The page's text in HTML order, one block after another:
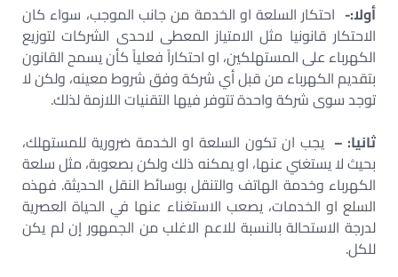
أولا:- احتكار السلعة او الخدمة من جانب الموجب، سواء كان
الاحتكار قانونيا مثل الامتياز المعطى لاحدى الشركات لتوزيع
الكهرباء على المستهلكين، او احتكاراً فعلياً كأن يسمح القانون
بتقديم الكهرباء من قبل أي شركة وفق شروط معينه، ولكن لا
توجد سوى شركة واحدة تتوفر فيها التقنيات اللازمة لذلك.
ثانيا: – يجب ان تكون السلعة او الخدمة ضرورية للمستهلك،
بحيث لا يستغني عنها، او يمكنه ذلك ولكن بصعوبة، مثل سلعة
الكهرباء وخدمة الهاتف والتنقل بوسائط النقل الحديثة. فهذه
السلع او الخدمات، يصعب الاستغناء عنها في الحياة العصرية
لدرجة الاستحالة بالنسبة للاعم الاغلب من الجمهور إن لم يكن
للكل.